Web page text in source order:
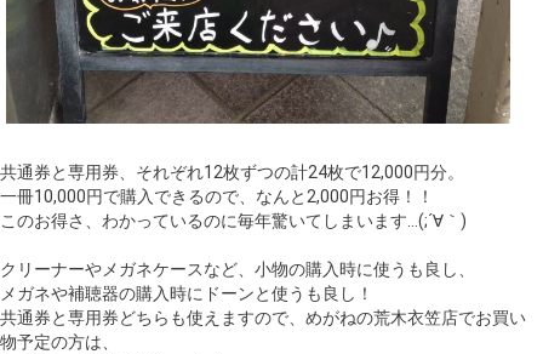
共通券と専用券、それぞれ12枚ずつの計24枚で12,000円分。
一冊10,000円で購入できるので、なんと2,000円お得！！
このお得さ、わかっているのに毎年驚いてしまいます…(;´∀｀)
クリーナーやメガネケースなど、小物の購入時に使うも良し、
メガネや補聴器の購入時にドーンと使うも良し！
共通券と専用券どちらも使えますので、めがねの荒木衣笠店でお買い
物予定の方は、